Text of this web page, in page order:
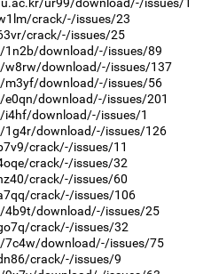
crack/-/issues/23
crack/-/issues/25
1n2b/download/-/issues/89
w8rw/download/-/issues/137
m3yf/download/-/issues/56
download/-/issues/201
i4hf/download/-/issues/1
1g4r/download/-/issues/126
crack/-/issues/11
crack/-/issues/32
crack/-/issues/60
crack/-/issues/106
4b9t/download/-/issues/25
crack/-/issues/32
7c4w/download/-/issues/75
crack/-/issues/9